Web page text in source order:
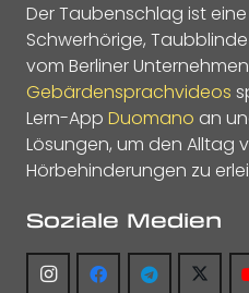
Der Taubenschlag ist
Schwerhörige,
vom Berliner Unternehmen
Gebärdensprachvideos
Lern-App Duomano an
Lösungen, um den Alltag
Hörbehinderungen zu
Soziale Medien